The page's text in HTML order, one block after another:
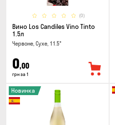
(0)
Вино Los Candiles Vino Tinto
1.5л
Червоне, Сухе, 11.5°
0,00
грн за 1
Новинка